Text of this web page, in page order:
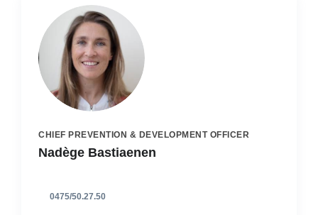
CHIEF PREVENTION & DEVELOPMENT OFFICER
Nadège Bastiaenen
0475/50.27.50